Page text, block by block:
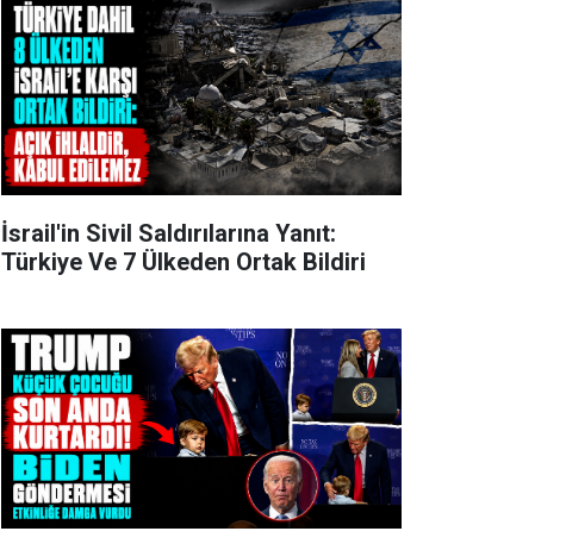
İsrail'in Sivil Saldırılarına Yanıt:
Türkiye Ve 7 Ülkeden Ortak Bildiri